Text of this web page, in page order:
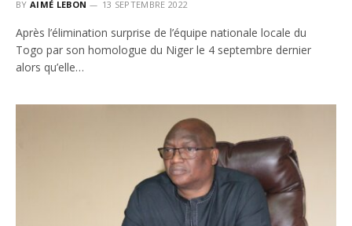
BY AIMÉ LEBON 13 SEPTEMBRE 2022
Après l’élimination surprise de l’équipe nationale locale du
Togo par son homologue du Niger le 4 septembre dernier
alors qu’elle…